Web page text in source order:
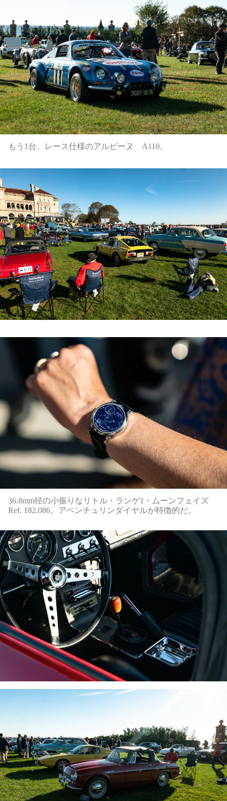
もう1台、レース仕様のアルピーヌ A110。
36.8mm径の小振りなリトル・ランゲ1・ムーンフェイズ
Ref. 182.086。アベンチュリンダイヤルが特徴的だ。